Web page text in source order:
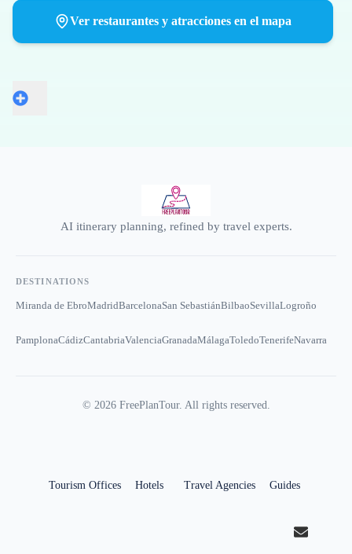
Ver restaurantes y atracciones en el mapa
AI itinerary planning, refined by travel experts.
DESTINATIONS
Miranda de EbroMadridBarcelonaSan SebastiánBilbaoSevillaLogroño
PamplonaCádizCantabriaValenciaGranadaMálagaToledoTenerifeNavarra
© 2026FreePlanTour. All rights reserved.
Tourism Offices Hotels Travel Agencies Guides